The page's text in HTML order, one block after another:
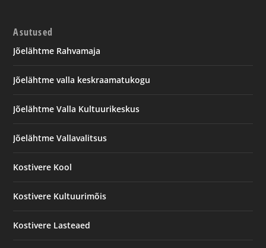
Asutused
Jõelähtme Rahvamaja
Jõelähtme valla keskraamatukogu
Jõelähtme Valla Kultuurikeskus
Jõelähtme Vallavalitsus
Kostivere Kool
Kostivere Kultuurimõis
Kostivere Lasteaed